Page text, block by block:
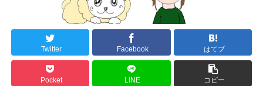
Twitter Facebook はてブ
Pocket LINE コピー